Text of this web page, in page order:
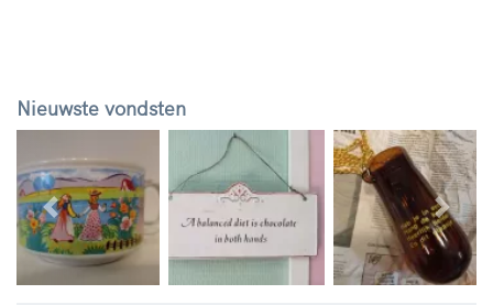
Nieuwste vondsten
Vorige